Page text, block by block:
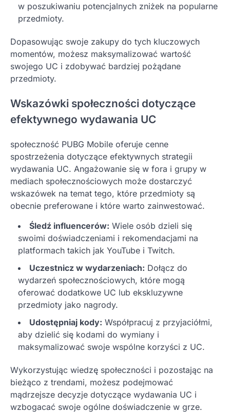
w poszukiwaniu potencjalnych zniżek na popularne
przedmioty.
Dopasowując swoje zakupy do tych kluczowych
momentów, możesz maksymalizować wartość
swojego UC i zdobywać bardziej pożądane
przedmioty.
Wskazówki społeczności dotyczące
efektywnego wydawania UC
społeczność PUBG Mobile oferuje cenne
spostrzeżenia dotyczące efektywnych strategii
wydawania UC. Angażowanie się w fora i grupy w
mediach społecznościowych może dostarczyć
wskazówek na temat tego, które przedmioty są
obecnie preferowane i które warto zainwestować.
Śledź influencerów: Wiele osób dzieli się
swoimi doświadczeniami i rekomendacjami na
platformach takich jak YouTube i Twitch.
Uczestnicz w wydarzeniach: Dołącz do
wydarzeń społecznościowych, które mogą
oferować dodatkowe UC lub ekskluzywne
przedmioty jako nagrody.
Udostępniaj kody: Współpracuj z przyjaciółmi,
aby dzielić się kodami do wymiany i
maksymalizować swoje wspólne korzyści z UC.
Wykorzystując wiedzę społeczności i pozostając na
bieżąco z trendami, możesz podejmować
mądrzejsze decyzje dotyczące wydawania UC i
wzbogacać swoje ogólne doświadczenie w grze.